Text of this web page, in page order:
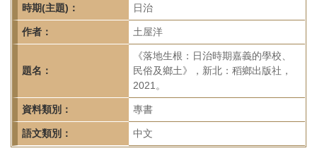
史
研
究
所-
首
頁
時期(主題)： 日治
作者： 土屋洋
題名：
《落地生根：日治時期嘉義的學校、
民俗及鄉土》，新北：稻鄉出版社，
2021。
資料類別： 專書
語文類別： 中文